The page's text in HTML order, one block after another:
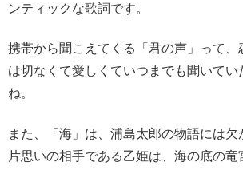
ンティックな歌詞です。
携帯から聞こえてくる「君の声」って、
は切なくて愛しくていつまでも聞いてい
ね。
また、「海」は、浦島太郎の物語には欠
片思いの相手である乙姫は、海の底の竜